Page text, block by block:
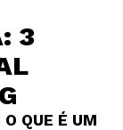
3
QUE É UM